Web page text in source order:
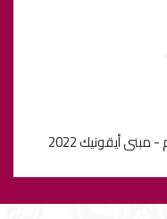
أيقونيك 2022